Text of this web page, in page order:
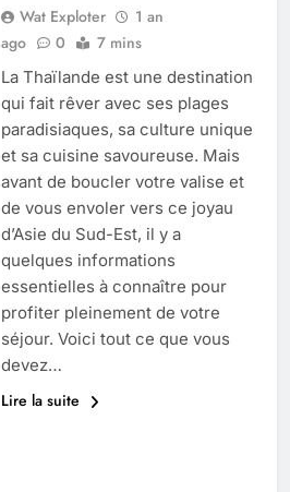
Wat Exploter
1 an
ago
0 7 mins
La Thaïlande est une destination
qui fait rêver avec ses plages
paradisiaques, sa culture unique
et sa cuisine savoureuse. Mais
avant de boucler votre valise et
de vous envoler vers ce joyau
d’Asie du Sud-Est, il y a
quelques informations
essentielles à connaître pour
profiter pleinement de votre
séjour. Voici tout ce que vous
devez…
Lire la suite